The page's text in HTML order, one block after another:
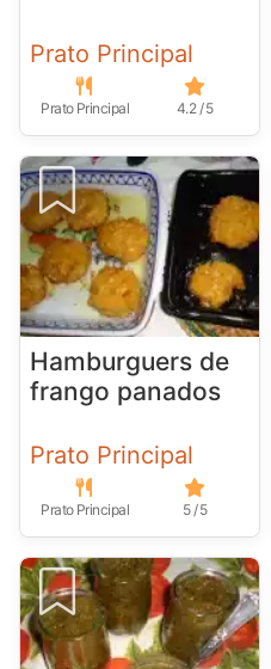
Prato Principal
Prato Principal 4.2 / 5
Hamburguers de
frango panados
Prato Principal
Prato Principal 5 / 5